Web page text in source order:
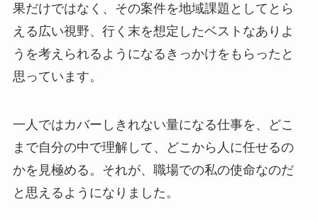
果だけではなく、その案件を地域課題としてとら
える広い視野、行く末を想定したベストなありよ
うを考えられるようになるきっかけをもらったと
思っています。
一人ではカバーしきれない量になる仕事を、どこ
まで自分の中で理解して、どこから人に任せるの
かを見極める。それが、職場での私の使命なのだ
と思えるようになりました。